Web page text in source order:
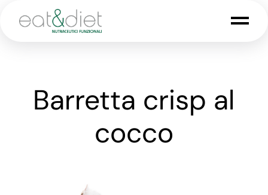
Barretta crisp al
cocco